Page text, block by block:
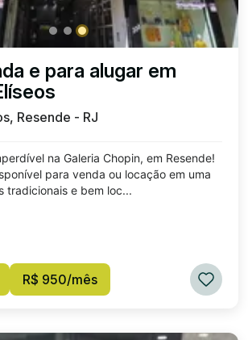
e para alugar em
Resende - RJ
na Galeria Chopin, em Resende!
para venda ou locação em uma
tradicionais e bem loc...
R$ 950/mês